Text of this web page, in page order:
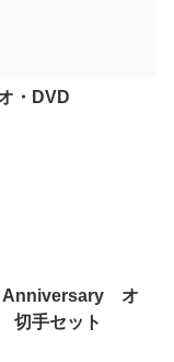
・DVD
Anniversary オ
切手セット